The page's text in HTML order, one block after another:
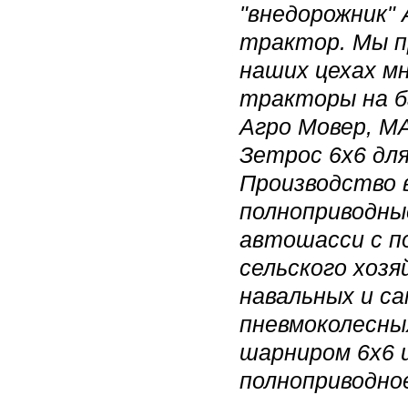
трактор. Мы
наших цехах
тракторы на
Агро Мовер,
Зетрос 6х6
Производство
автошасси с
сельского
навальных и
шарниром 6х6